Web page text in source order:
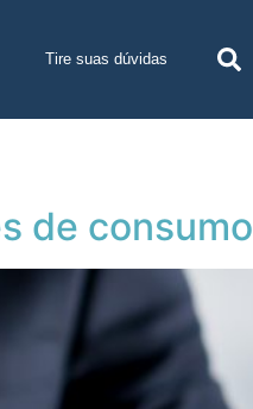
Tire suas dúvidas
de consumo